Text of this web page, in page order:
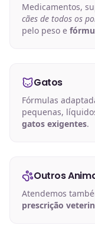
Medicamentos,
cães de todos os
pelo peso e
Gatos
Fórmulas
pequenas,
gatos exigentes.
Outros
Atendemos
prescrição